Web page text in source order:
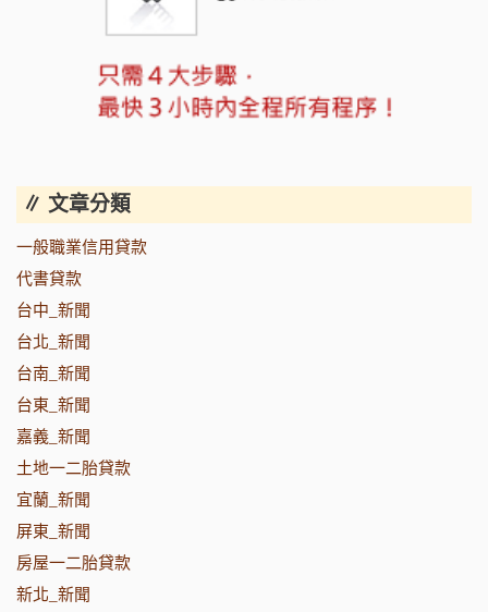
∥ 文章分類
一般職業信用貸款
代書貸款
台中_新聞
台北_新聞
台南_新聞
台東_新聞
嘉義_新聞
土地一二胎貸款
宜蘭_新聞
屏東_新聞
房屋一二胎貸款
新北_新聞